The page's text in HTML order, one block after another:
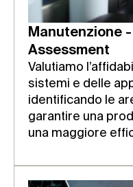
Manutenzione
Assessment
Valutiamo
sistemi e delle
identificando le
garantire una
una maggiore